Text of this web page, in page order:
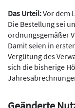
Das Urteil:Vor dem
Die Bestellung sei
ordnungsgemäßer
Damit seien in
Vergütung des
sich die bisherige